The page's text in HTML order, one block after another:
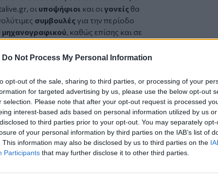
Do Not Process My Personal Information
opt-out of the sale, sharing to third parties, or processing of your
for targeted advertising by us, please use the below opt-out
selection. Please note that after your opt-out request is processed
interest-based ads based on personal information utilized by us
to third parties prior to your opt-out. You may separately
of your personal information by third parties on the IAB’s list of
This information may also be disclosed by us to third parties on the
Participants that may further disclose it to other third parties.
οι υποψήφιοι και οι γονείς θα
συμβουλές για την περίοδο
μηχανογραφικού, καθώς επίσης και σε
2026.
μηνύματα των φορέων
από το τρακτέρ του
πρώτες βοήθειες για βρέφη, παιδιά